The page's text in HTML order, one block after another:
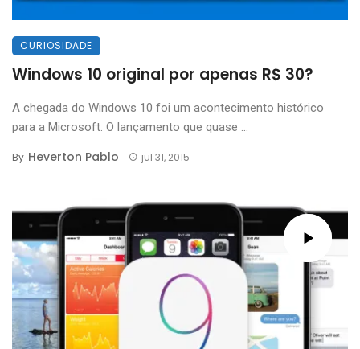
CURIOSIDADE
Windows 10 original por apenas R$ 30?
A chegada do Windows 10 foi um acontecimento histórico
para a Microsoft. O lançamento que quase ...
By Heverton Pablo jul 31, 2015